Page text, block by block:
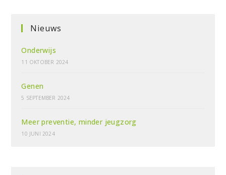
Nieuws
Onderwijs
11 OKTOBER 2024
Genen
5 SEPTEMBER 2024
Meer preventie, minder jeugzorg
10 JUNI 2024